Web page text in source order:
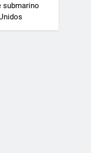
submarino